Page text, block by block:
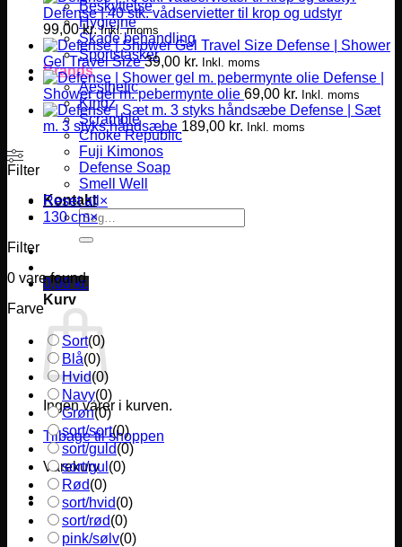
Beskyttelse
Hygiejne
Skade behandling
Sportstasker
Brands
Aesthetic
Kingz
Scramble
Choke Republic
Fuji Kimonos
Defense Soap
Smell Well
Kontakt
Søg
efter:
0,00 kr.
Kurv
Ingen varer i kurven.
Tilbage til shoppen
Varekurv
Defense | 40 stk. vådservietter til krop og udstyr
99,00kr. Inkl. moms
Defense | Shower
Gel Travel Size 39,00 kr. Inkl. moms
Defense |
Shower gel m. pebermynte olie 69,00 kr. Inkl. moms
Defense | Sæt
m. 3 styks håndsæbe 189,00 kr. Inkl. moms
Filter
Reset all ×
130 cm×
Filter
0 vare found
Farve
Sort(0)
Blå(0)
Hvid(0)
Navy(0)
Grøn(0)
sort/sort(0)
sort/guld(0)
sort/gul (0)
Rød(0)
sort/hvid(0)
sort/rød(0)
pink/sølv(0)